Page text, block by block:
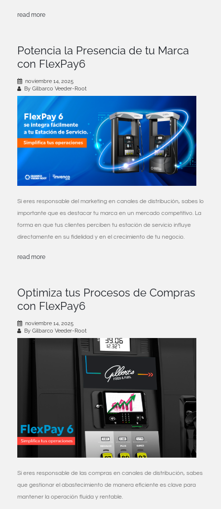
read more
Potencia la Presencia de tu Marca
con FlexPay6
noviembre 14, 2025
By Gilbarco Veeder-Root
Si eres responsable del marketing en canales de distribución, sabes lo
importante que es destacar tu marca en un mercado competitivo. La
forma en que tus clientes perciben tu estación de servicio influye
directamente en su fidelidad y en el crecimiento de tu negocio.
read more
Optimiza tus Procesos de Compras
con FlexPay6
noviembre 14, 2025
By Gilbarco Veeder-Root
Si eres responsable de las compras en canales de distribución, sabes
que gestionar el abastecimiento de manera eficiente es clave para
mantener la operación fluida y rentable.